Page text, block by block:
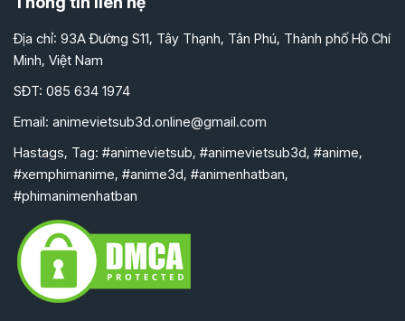
Địa chỉ: 93A Đường S11, Tây Thạnh, Tân Phú, Thành phố Hồ Chí
Minh, Việt Nam
SĐT: 085 634 1974
Email: animevietsub3d.online@gmail.com
Hastags, Tag: #animevietsub, #animevietsub3d, #anime,
#xemphimanime, #anime3d, #animenhatban,
#phimanimenhatban